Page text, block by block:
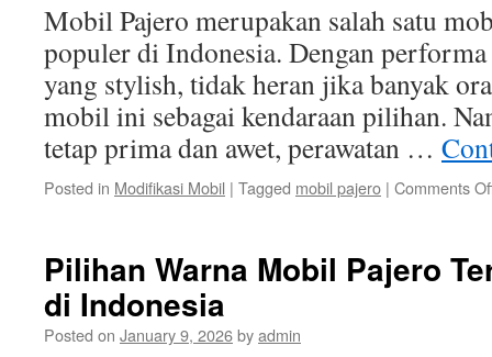
Mobil Pajero merupakan salah satu
populer di Indonesia. Dengan
yang stylish, tidak heran jika banyak
mobil ini sebagai kendaraan pilihan.
tetap prima dan awet, perawatan …
Posted in Modifikasi Mobil | Tagged mobil pajero | Comments
Pilihan Warna Mobil Pajero
di Indonesia
Posted on January 9, 2026byadmin